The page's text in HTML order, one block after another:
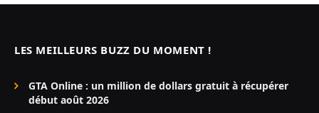
LES MEILLEURS BUZZ DU MOMENT !
GTA Online : un million de dollars gratuit à récupérer
début août 2026